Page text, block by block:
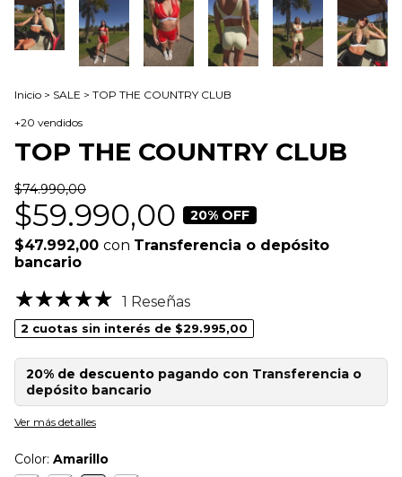
Inicio > SALE > TOP THE COUNTRY CLUB
+20 vendidos
TOP THE COUNTRY CLUB
$74.990,00
$59.990,00 20% OFF
$47.992,00 con Transferencia o depósito
bancario
1 Reseñas
2 cuotas sin interés de $29.995,00
20% de descuento pagando con Transferencia o
depósito bancario
Ver más detalles
Color: Amarillo